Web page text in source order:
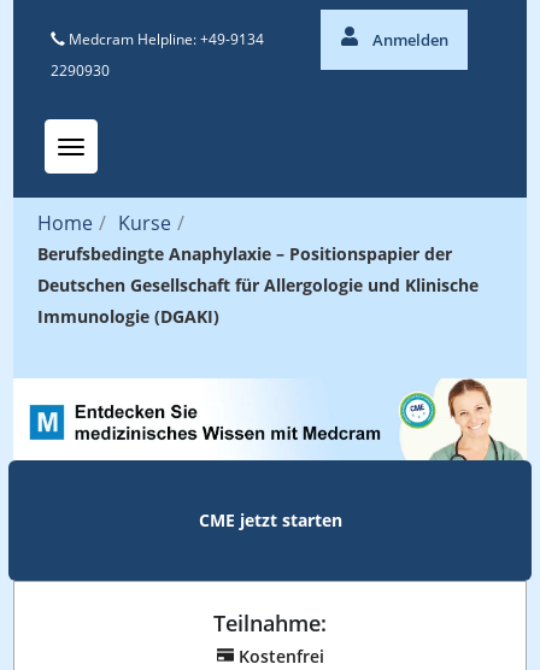
Medcram Helpline: +49-9134
2290930
Anmelden
Toggle navigation
Home / Kurse /
Berufsbedingte Anaphylaxie – Positionspapier der
Deutschen Gesellschaft für Allergologie und Klinische
Immunologie (DGAKI)
CME jetzt starten
Teilnahme:
Kostenfrei